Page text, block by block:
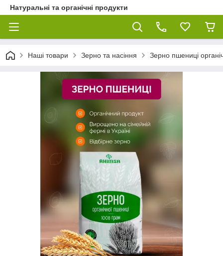
Натуральні та органічні продукти
Наші товари Зерно та насіння Зерно пшениці